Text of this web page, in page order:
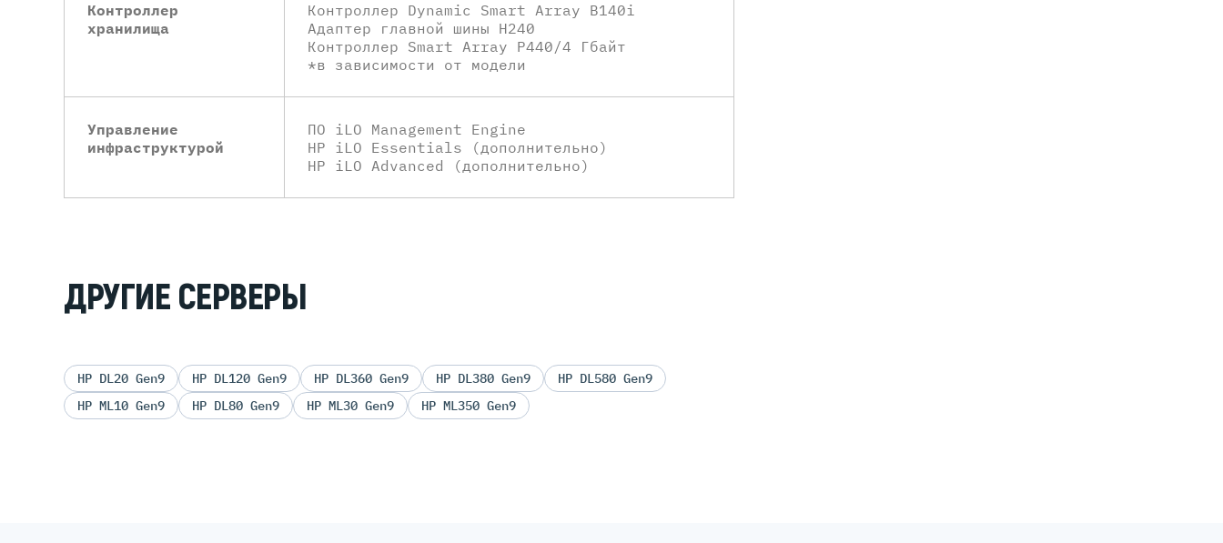
Контроллер
хранилища
Контроллер Dynamic Smart Array B140i
Адаптер главной шины H240
Контроллер Smart Array P440/4 Гбайт
*в зависимости от модели
Управление
инфраструктурой
ПО iLO Management Engine
HP iLO Essentials (дополнительно)
HP iLO Advanced (дополнительно)
ДРУГИЕ СЕРВЕРЫ
HP DL20 Gen9 HP DL120 Gen9 HP DL360 Gen9 HP DL380 Gen9
HP DL580 Gen9
HP ML10 Gen9
HP DL80 Gen9 HP ML30 Gen9 HP ML350 Gen9